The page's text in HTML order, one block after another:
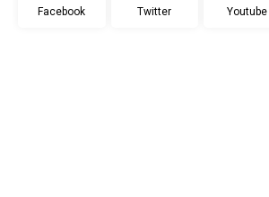
Facebook Twitter Youtube